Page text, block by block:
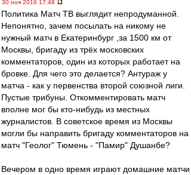
30 ноя 2016 17:48
Политика Матч ТВ выглядит непродуманной.
Непонятно, зачем посылать на никому не
нужный матч в Екатеринбург ,за 1500 км от
Москвы, бригаду из трёх московских
комментаторов, один из которых работает на
бровке. Для чего это делается? Антураж у
матча - как у первенства второй союзной лиги.
Пустые трибуны. Откомментировать матч
вполне мог бы кто-нибудь из местных
журналистов. В советское время из Москвы
могли бы направить бригаду комментаторов на
матч "Геолог" Тюмень - "Памир" Душанбе?
Вечером в одно время играют домашние матчи